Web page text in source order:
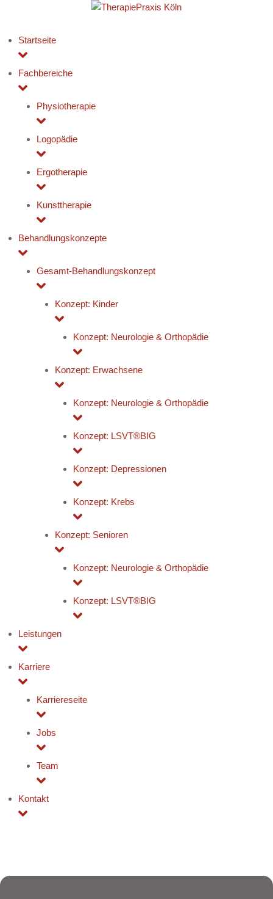
Startseite
Fachbereiche
Physiotherapie
Logopädie
Ergotherapie
Kunsttherapie
Behandlungskonzepte
Gesamt-Behandlungskonzept
Konzept: Kinder
Konzept: Neurologie & Orthopädie
Konzept: Erwachsene
Konzept: Neurologie & Orthopädie
Konzept: LSVT®BIG
Konzept: Depressionen
Konzept: Krebs
Konzept: Senioren
Konzept: Neurologie & Orthopädie
Konzept: LSVT®BIG
Leistungen
Karriere
Karriereseite
Jobs
Team
Kontakt